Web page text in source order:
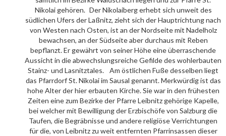
Nikolai gehören. Der Nikolaiberg erhebt sich unweit des
südlichen Ufers der Laßnitz, zieht sich der Hauptrichtung nach
von Westen nach Osten, ist an der Nordseite mit Nadelholz
bewachsen, an der Südseite aber durchaus mit Reben
bepflanzt. Er gewährt von seiner Höhe eine überraschende
Aussicht in die abwechslungsreiche Gefilde des wohlerbauten
Stainz- und Lasnitztales. Am östlichen Fuße desselben liegt
das Pfarrdorf St. Nikolai im Sausal genannt. Merkwürdig ist das
hohe Alter der hier erbauten Kirche. Sie war in den frühesten
Zeiten eine zum Bezirke der Pfarre Leibnitz gehörige Kapelle,
bei welcher mit Bewilligung der Erzbischöfe von Salzburg die
Taufen, die Begräbnisse und andere religiöse Verrichtungen
für die, von Leibnitz zu weit entfernten Pfarrinsassen dieser